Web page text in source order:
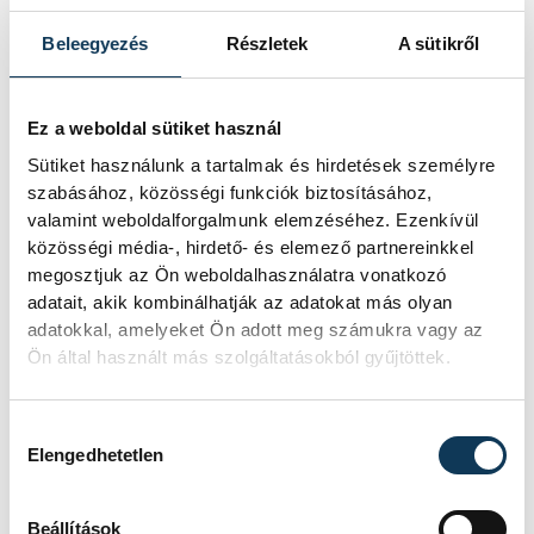
Beleegyezés Részletek A sütikről
Ez a weboldal sütiket használ
Sütiket használunk a tartalmak és hirdetések személyre
szabásához, közösségi funkciók biztosításához,
valamint weboldalforgalmunk elemzéséhez. Ezenkívül
közösségi média-, hirdető- és elemező partnereinkkel
megosztjuk az Ön weboldalhasználatra vonatkozó
adatait, akik kombinálhatják az adatokat más olyan
adatokkal, amelyeket Ön adott meg számukra vagy az
Ön által használt más szolgáltatásokból gyűjtöttek.
Elengedhetetlen
Beállítások
alatt rejtőző múltról
Mitől lesz egy régészeti lelet valódi
egy törött cserépdarab, és miért
veszítjük el az információ egy részét,
ha egy tárgyat dokumentáció nélkül
emelnek ki a földből? Többek között
ezekről beszélt Felber Zsombor, a
veszprémi Laczkó Dezső Múzeum
régésze a We Are Smart!
beszélgetéssorozat negyedik
alkalmán.
Elesni és újra fölállni –
hitről és a valódi
szabadságról a